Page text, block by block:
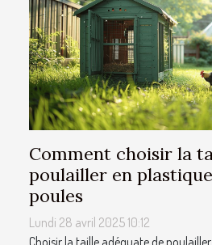
Comment choisir la
poulailler en
poules
Lundi 28 avril 2025 10:12